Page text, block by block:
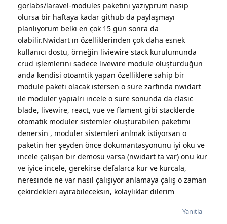
gorlabs/laravel-modules paketini yazıyprum nasip
olursa bir haftaya kadar github da paylaşmayı
planlıyorum belki en çok 15 gün sonra da
olabilir.Nwidart ın özelliklerinden çok daha esnek
kullanıcı dostu, örneğin liviewire stack kurulumunda
crud işlemlerini sadece livewire module oluşturduğun
anda kendisi otoamtik yapan özelliklere sahip bir
module paketi olacak istersen o süre zarfında nwidart
ile moduler yapıalrı incele o süre sonunda da clasic
blade, livewire, react, vue ve flament gibi stacklerde
otomatik moduler sistemler oluşturabilen paketimi
denersin , moduler sistemleri anlmak istiyorsan o
paketin her şeyden önce dokumantasyonunu iyi oku ve
incele çalışan bir demosu varsa (nwidart ta var) onu kur
ve iyice incele, gerekirse defalarca kur ve kurcala,
neresinde ne var nasıl çalışıyor anlamaya çalış o zaman
çekirdekleri ayırabileceksin, kolaylıklar dilerim
Yanıtla